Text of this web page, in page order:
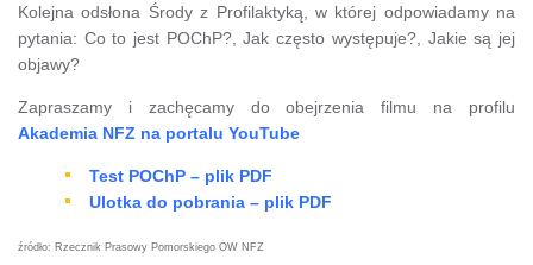
Kolejna odsłona Środy z Profilaktyką, w której odpowiadamy na
pytania: Co to jest POChP?, Jak często występuje?, Jakie są jej
objawy?
Zapraszamy i zachęcamy do obejrzenia filmu na profilu
Akademia NFZ na portalu YouTube
Test POChP – plik PDF
Ulotka do pobrania – plik PDF
źródło: Rzecznik Prasowy Pomorskiego OW NFZ